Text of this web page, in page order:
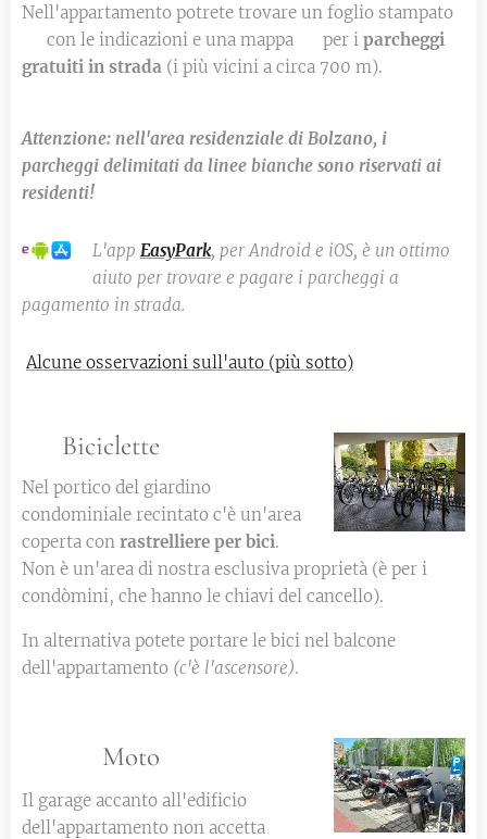
Nell'appartamento potrete trovare un foglio stampato
📄 con le indicazioni e una mappa 🗺️ per i parcheggi
gratuiti in strada (i più vicini a circa 700 m).
Attenzione: nell'area residenziale di Bolzano, i
parcheggi delimitati da linee bianche sono riservati ai
residenti!
L'app EasyPark, per Android e iOS, è un ottimo
aiuto per trovare e pagare i parcheggi a
pagamento in strada.
Alcune osservazioni sull'auto (più sotto)
🚲 Biciclette
Nel portico del giardino
condominiale recintato c'è un'area
coperta con rastrelliere per bici.
Non è un'area di nostra esclusiva proprietà (è per i
condòmini, che hanno le chiavi del cancello).
In alternativa potete portare le bici nel balcone
dell'appartamento (c'è l'ascensore).
🛵 Moto
Il garage accanto all'edificio
dell'appartamento non accetta